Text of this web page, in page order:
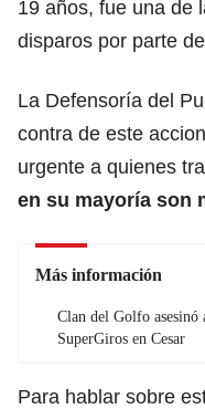
19 años, fue una de
disparos por parte
La Defensoría del
contra de este
urgente a quienes
en su mayoría son
Más información
Clan del Golfo asesinó
SuperGiros en Cesar
Para hablar sobre